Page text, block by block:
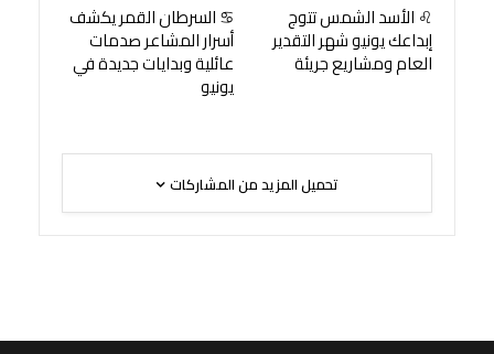
♌ الأسد الشمس تتوج
إبداعك يونيو شهر التقدير
العام ومشاريع جريئة
♋ السرطان القمر يكشف
أسرار المشاعر صدمات
عائلية وبدايات جديدة في
يونيو
تحميل المزيد من المشاركات